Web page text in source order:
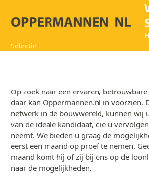
contentmobile
menu
mobile
menu
Selectie
Op zoek naar een ervaren,
daar kan Oppermannen.nl in voorzien.
netwerk in de bouwwereld, kunnen wij
van de ideale kandidaat, die u
neemt. We bieden u graag de
eerst een maand op proef te nemen.
maand komt hij of zij bij ons op de
naar de mogelijkheden.